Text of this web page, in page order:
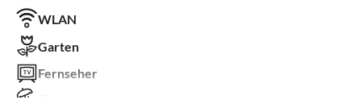
WLAN
Garten
Fernseher